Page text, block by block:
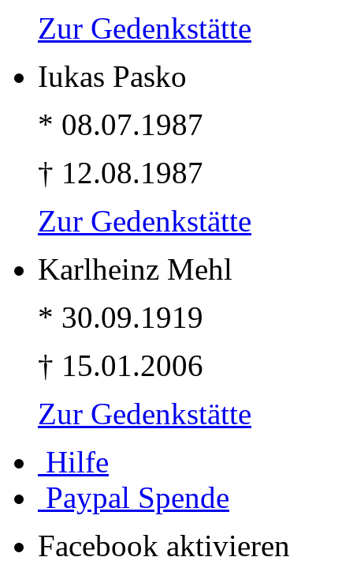
Zur Gedenkstätte
Iukas Pasko
* 08.07.1987
† 12.08.1987
Zur Gedenkstätte
Karlheinz Mehl
* 30.09.1919
† 15.01.2006
Zur Gedenkstätte
Hilfe
Paypal Spende
Facebook aktivieren